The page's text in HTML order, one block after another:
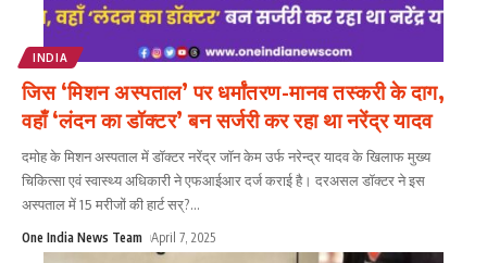
INDIA
जिस ‘मिशन अस्पताल’ पर धर्मांतरण-मानव तस्करी के दाग,
वहाँ ‘लंदन का डॉक्टर’ बन सर्जरी कर रहा था नरेंद्र यादव
दमोह के मिशन अस्पताल में डॉक्टर नरेंद्र जॉन केम उर्फ नरेन्द्र यादव के खिलाफ मुख्य
चिकित्सा एवं स्वास्थ्य अधिकारी ने एफआईआर दर्ज कराई है। दरअसल डॉक्टर ने इस
अस्पताल में 15 मरीजों की हार्ट सर्?...
One India News Team April 7, 2025